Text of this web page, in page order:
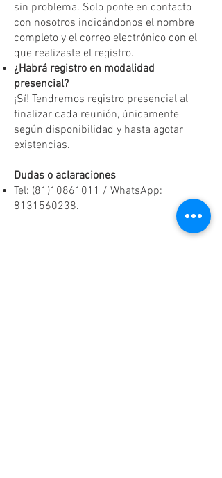
sin problema. Solo ponte en contacto
con nosotros indicándonos el nombre
completo y el correo electrónico con el
que realizaste el registro.
¿Habrá registro en modalidad
presencial?
¡Sí! Tendremos registro presencial al
finalizar cada reunión, únicamente
según disponibilidad y hasta agotar
existencias.
Dudas o aclaraciones
Tel: (81)10861011 / WhatsApp:
8131560238.